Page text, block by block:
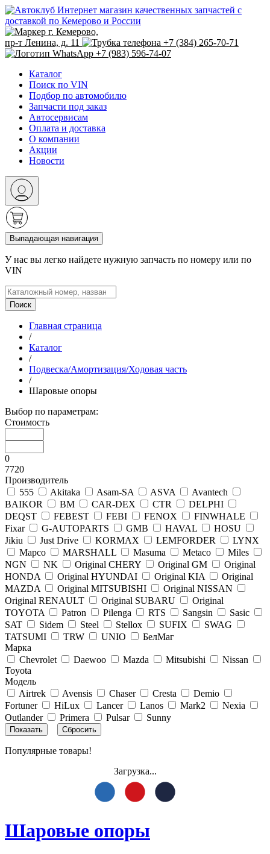
Интернет магазин качественных запчастей с
доставкой по Кемерово и России
г. Кемерово,
пр-т Ленина, д. 11
+7 (384) 265-70-71
+7 (983) 596-74-07
Каталог
Поиск по VIN
Подбор по автомобилю
Запчасти под заказ
Автосервисам
Оплата и доставка
О компании
Акции
Новости
Выпадающая навигация
У нас вы легко найдете нужную запчасть по номеру или по
VIN
Поиск
Главная страница
/
Каталог
/
Подвеска/Амортизация/Ходовая часть
/
Шаровые опоры
Выбор по параметрам:
Стоимость
0
7720
Производитель
555
Akitaka Asam-SA ASVA
Avantech
BAIKOR
BM CAR-DEX CTR
DELPHI
DEQST
FEBEST FEBI FENOX
FINWHALE
Fixar
G-AUTOPARTS GMB HAVAL
HOSU
Jikiu
Just Drive KORMAX LEMFORDER
LYNX
Mapco
MARSHALL Masuma Metaco
Miles
NGN
NK Original CHERY Original GM
Original
HONDA
Original HYUNDAI Original KIA
Original
MAZDA
Original MITSUBISHI
Original NISSAN
Original RENAULT
Original SUBARU
Original
TOYOTA
Patron Pilenga RTS Sangsin
Sasic
SAT
Sidem Steel Stellox SUFIX
SWAG
TATSUMI
TRW UNIO
БелМаг
Марка
Chevrolet
Daewoo Mazda Mitsubishi
Nissan
Toyota
Модель
Airtrek
Avensis Chaser Cresta
Demio
Fortuner
HiLux Lancer Lanos Mark2
Nexia
Outlander
Primera Pulsar Sunny
Популярные товары!
Загрузка...
Шаровые опоры